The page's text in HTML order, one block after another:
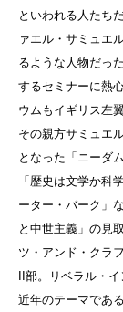
といわれる人たち
ァエル・サミュエ
るような人物だっ
するセミナーに熱
ウムもイギリス左
その親方サミュエ
となった「ニーダ
「歴史は文学か科
ーター・バーク」
と中世主義」の見
ツ・アンド・クラ
II部。リベラル・
近年のテーマであ